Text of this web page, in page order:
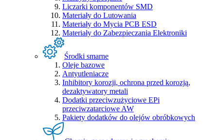
Liczarki komponentów SMD
Materiały do Lutowania
Materiały do Mycia PCB ESD
Materiały do Zabezpieczania Elektroniki
Środki smarne
Oleje bazowe
Antyutleniacze
Inhibitory korozji, ochrona przed korozją,
dezaktywatory metali
Dodatki przeciwzużyciowe EPi
przeciwzatarciowe AW
Pakiety dodatków do olejów obróbkowych